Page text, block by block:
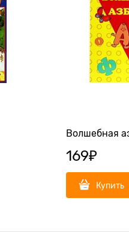
Волшебная
169₽
Купить